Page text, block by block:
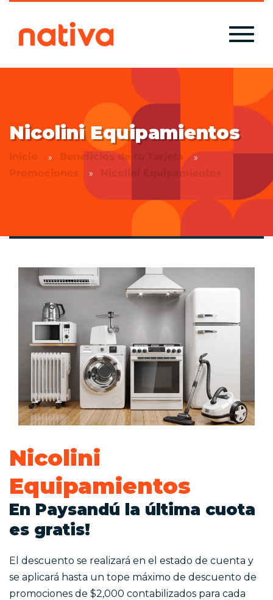
Nicolini Equipamientos
Inicio
Beneficios de tu Tarjeta
Promociones
Nicolini Equipamientos
Nicolini
Equipamientos
En Paysandú la última cuota
es gratis!
El descuento se realizará en el estado de cuenta y
se aplicará hasta un tope máximo de descuento de
promociones de $2,000 contabilizados para cada